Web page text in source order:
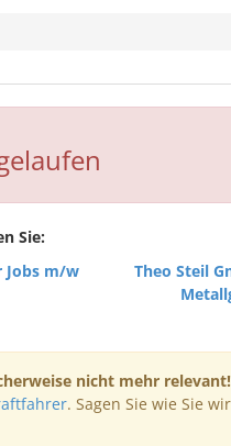
Sie:
Jobs m/w
Theo Steil
nicht mehr relevant!
. Sagen Sie wie Sie